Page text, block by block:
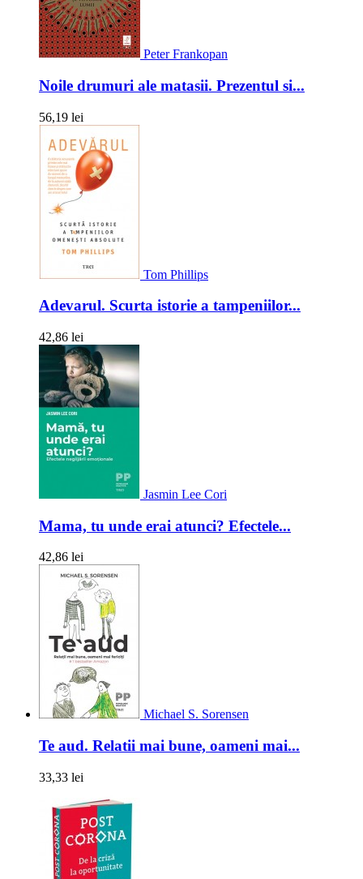
Peter Frankopan
Noile drumuri ale matasii. Prezentul si...
56,19 lei
Tom Phillips
Adevarul. Scurta istorie a tampeniilor...
42,86 lei
Jasmin Lee Cori
Mama, tu unde erai atunci? Efectele...
42,86 lei
Michael S. Sorensen
Te aud. Relatii mai bune, oameni mai...
33,33 lei